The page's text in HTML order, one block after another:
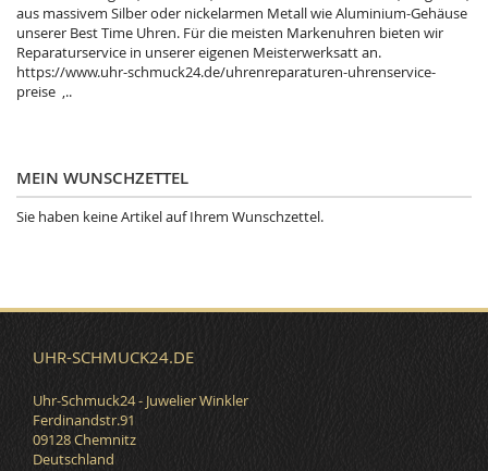
aus massivem Silber oder nickelarmen Metall wie Aluminium-Gehäuse
unserer Best Time Uhren. Für die meisten Markenuhren bieten wir
Reparaturservice in unserer eigenen Meisterwerksatt an.
https://www.uhr-schmuck24.de/uhrenreparaturen-uhrenservice-
preise ,..
MEIN WUNSCHZETTEL
Sie haben keine Artikel auf Ihrem Wunschzettel.
UHR-SCHMUCK24.DE
Uhr-Schmuck24 - Juwelier Winkler
Ferdinandstr.91
09128 Chemnitz
Deutschland